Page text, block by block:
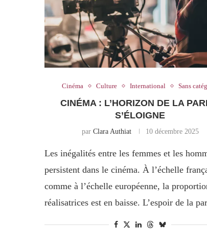
Cinéma Culture International Sans
CINÉMA : L’HORIZON DE LA
S’ÉLOIGNE
par Clara Authiat 10 décembre 2025
Les inégalités entre les femmes et les
persistent dans le cinéma. À l’échelle
comme à l’échelle européenne, la
réalisatrices est en baisse. L’espoir de la